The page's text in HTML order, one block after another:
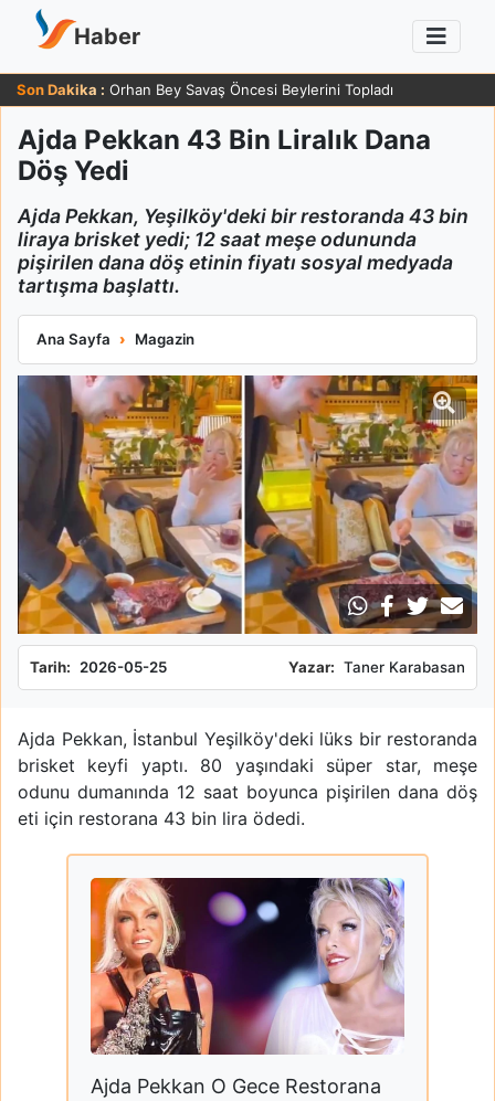
Haber
Son Dakika : Orhan Bey Savaş Öncesi Beylerini Topladı
Ajda Pekkan 43 Bin Liralık Dana
Döş Yedi
Ajda Pekkan, Yeşilköy'deki bir restoranda 43 bin
liraya brisket yedi; 12 saat meşe odununda
pişirilen dana döş etinin fiyatı sosyal medyada
tartışma başlattı.
Ana Sayfa Magazin
Ajda Pekkan 43 Bin Liralık Dana Döş Yedi
Tarih: 2026-05-25 Yazar: Taner Karabasan
Ajda Pekkan, İstanbul Yeşilköy'deki lüks bir restoranda
brisket keyfi yaptı. 80 yaşındaki süper star, meşe
odunu dumanında 12 saat boyunca pişirilen dana döş
eti için restorana 43 bin lira ödedi.
Ajda Pekkan O Gece Restorana